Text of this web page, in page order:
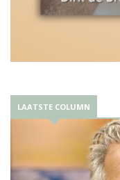
LAATSTE COLUMN